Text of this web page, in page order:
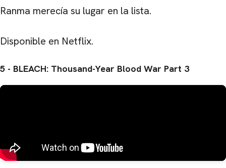
Ranma merecía su lugar en la lista.
Disponible en Netflix.
5 - BLEACH: Thousand-Year Blood War Part 3